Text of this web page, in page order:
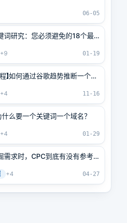
06-05
词研究：您必须避免的18个最
+9 01-19
】如何通过谷歌趋势推断一个关
+4 11-16
什么要一个关键词一个域名？
+4 01-29
需求时，CPC到底有没有参考
+4 04-27